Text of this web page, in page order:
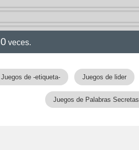
0 veces.
Juegos de -etiqueta- Juegos de lider
Juegos de Palabras Secretas